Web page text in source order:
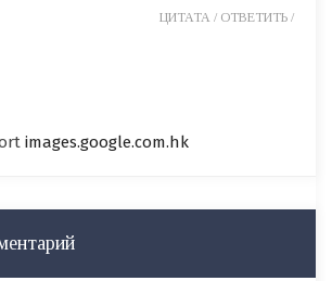
images.google.com.hk
ЦИТАТА / ОТВЕТИТЬ /